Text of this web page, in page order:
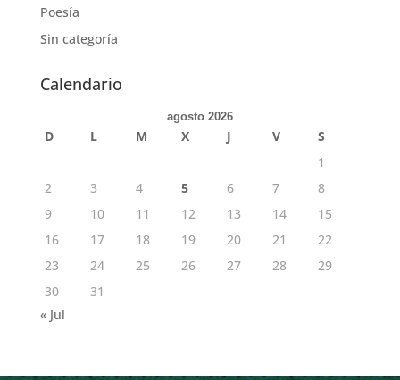
Poesía
Sin categoría
Calendario
agosto 2026
D L M X J V
S
1
2
3 4 5 6 7
8
9
10 11 12 13 14
15
16
17 18 19 20 21
22
23
24 25 26 27 28
29
30
31
« Jul